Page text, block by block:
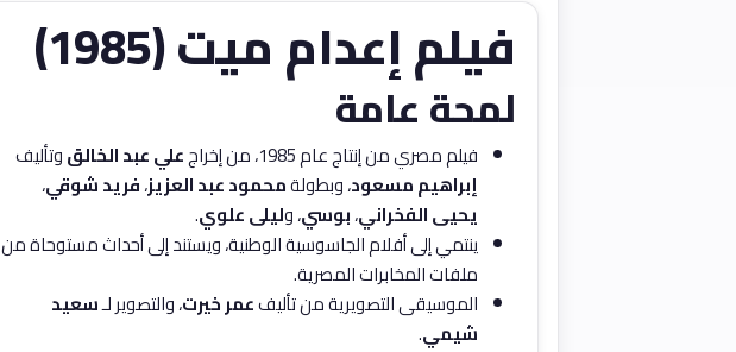
فيلم إعدام ميت (1985)
لمحة عامة
فيلم مصري من إنتاج عام 1985، من إخراج علي عبد الخالقوتأليف
إبراهيم مسعود، وبطولةمحمود عبد العزيز،فريد شوقي،
يحيى الفخراني،بوسي، وليلى علوي.
ينتمي إلى أفلام الجاسوسية الوطنية، ويستند إلى أحداث مستوحاة من
ملفات المخابرات المصرية.
الموسيقى التصويرية من تأليفعمر خيرت، والتصوير لـسعيد
شيمي.